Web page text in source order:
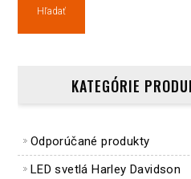
Hľadať
KATEGÓRIE
Odporúčané produkty
LED svetlá Harley Davidson